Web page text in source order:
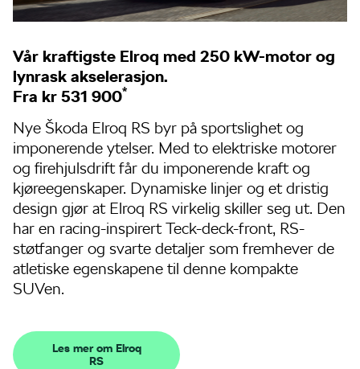
Vår kraftigste Elroq med 250 kW-motor og
lynrask akselerasjon.
Fra kr 531 900*
Nye Škoda Elroq RS byr på sportslighet og
imponerende ytelser. Med to elektriske motorer
og firehjulsdrift får du imponerende kraft og
kjøreegenskaper. Dynamiske linjer og et dristig
design gjør at Elroq RS virkelig skiller seg ut. Den
har en racing-inspirert Teck-deck-front, RS-
støtfanger og svarte detaljer som fremhever de
atletiske egenskapene til denne kompakte
SUVen.
Les mer om Elroq
RS